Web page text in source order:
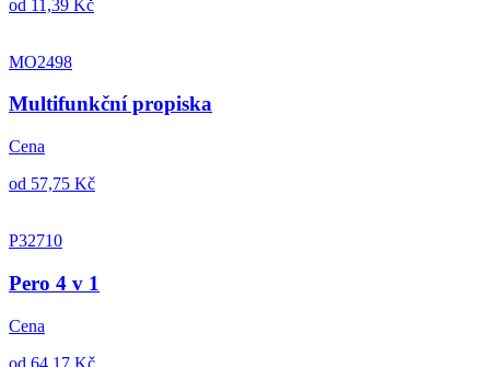
od 11,39 Kč
MO2498
Multifunkční propiska
Cena
od 57,75 Kč
P32710
Pero 4 v 1
Cena
od 64,17 Kč